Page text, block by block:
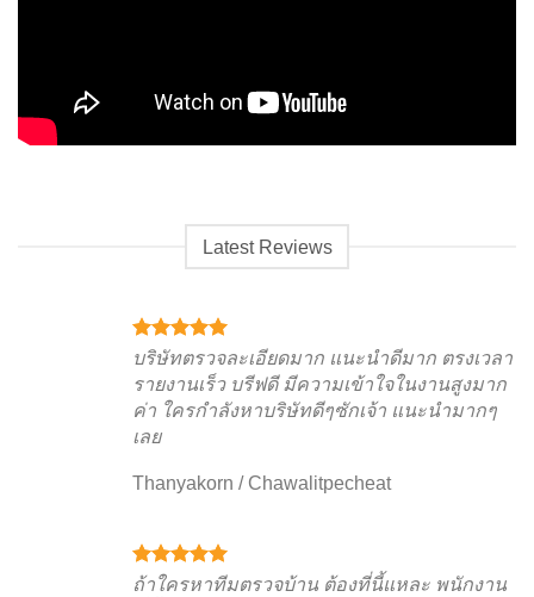
Latest Reviews
บริษัทตรวจละเอียดมาก แนะนำดีมาก ตรงเวลา
รายงานเร็ว บรีฟดี มีความเข้าใจในงานสูงมาก
ค่า ใครกำลังหาบริษัทดีๆซักเจ้า แนะนำมากๆ
เลย
Thanyakorn / Chawalitpecheat
ถ้าใครหาทีมตรวจบ้าน ต้องที่นี้แหละ พนักงาน